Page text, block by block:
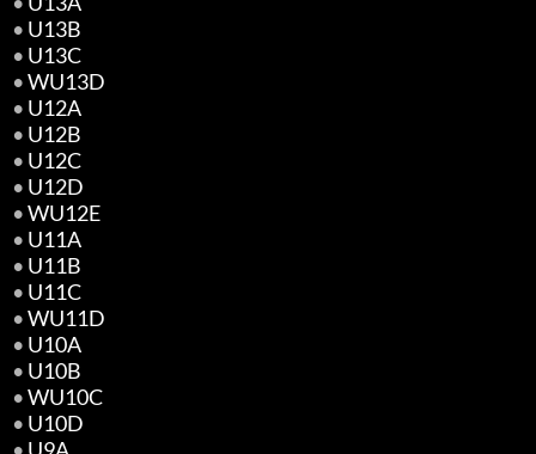
• U13B
• U13C
•WU13D
• U12A
• U12B
• U12C
• U12D
•WU12E
• U11A
• U11B
• U11C
•WU11D
• U10A
• U10B
•WU10C
• U10D